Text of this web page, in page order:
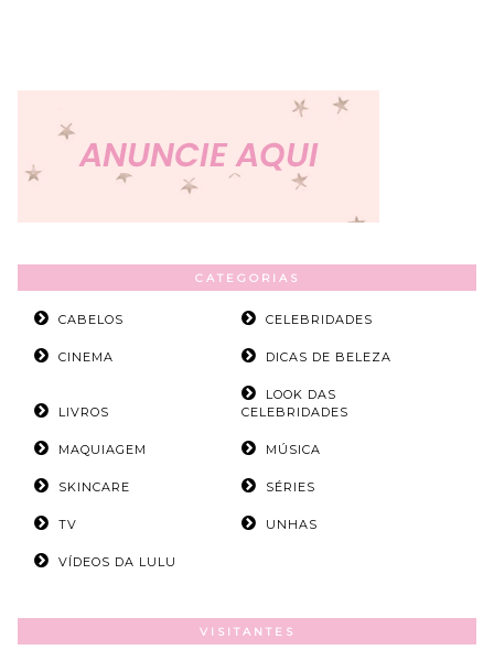
CATEGORIAS
CABELOS CELEBRIDADES
CINEMA DICAS DE BELEZA
LIVROS
LOOK DAS
CELEBRIDADES
MAQUIAGEM MÚSICA
SKINCARE SÉRIES
TV UNHAS
VÍDEOS DA LULU
VISITANTES